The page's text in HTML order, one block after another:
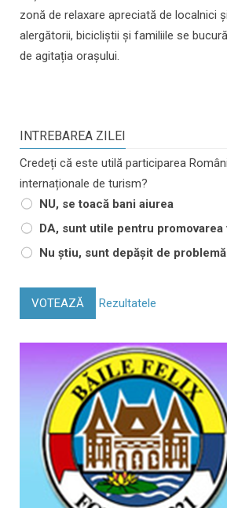
zonă de relaxare apreciată de localnici
alergătorii, bicicliștii și familiile se
de agitația orașului.
INTREBAREA ZILEI
Credeți că este utilă participarea
internaționale de turism?
NU, se toacă bani aiurea
DA, sunt utile pentru promovarea
Nu știu, sunt depășit de problemă
VOTEAZĂ Rezultatele